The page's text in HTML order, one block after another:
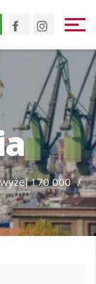
Facebook
170 000 /